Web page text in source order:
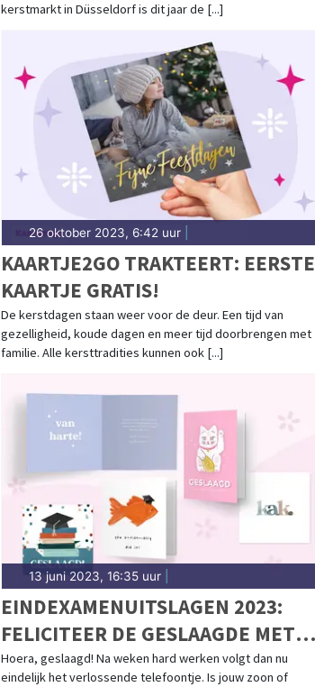
kerstmarkt in Düsseldorf is dit jaar de [...]
26 oktober 2023, 6:42 uur|
KAARTJE2GO TRAKTEERT: EERSTE
KAARTJE GRATIS!
De kerstdagen staan weer voor de deur. Een tijd van
gezelligheid, koude dagen en meer tijd doorbrengen met
familie. Alle kersttradities kunnen ook [...]
13 juni 2023, 16:35 uur|
EINDEXAMENUITSLAGEN 2023:
FELICITEER DE GESLAAGDE MET
EEN KAART!
Hoera, geslaagd! Na weken hard werken volgt dan nu
eindelijk het verlossende telefoontje. Is jouw zoon of